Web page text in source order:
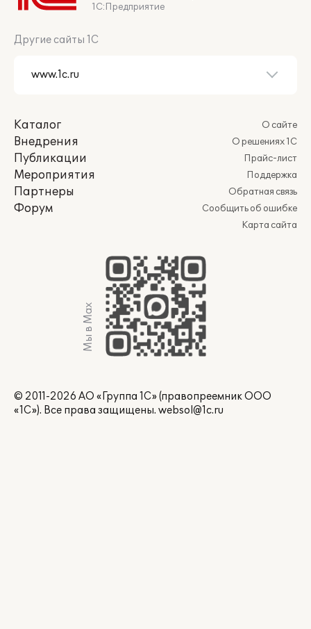
1С:Предприятие
Другие сайты 1С
Каталог
Внедрения
Публикации
Мероприятия
Партнеры
Форум
О сайте
О решениях 1С
Прайс-лист
Поддержка
Обратная связь
Сообщить об ошибке
Карта сайта
Мы в Max
© 2011-2026 АО «Группа 1С» (правопреемник ООО
«1С»). Все права защищены. websol@1c.ru